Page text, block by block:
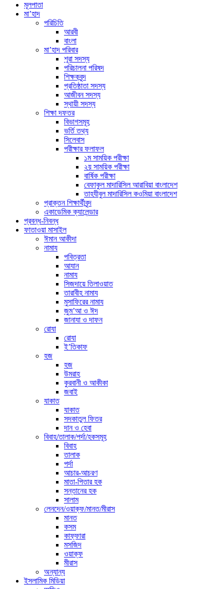
মূলপাতা
মা’হাদ
পরিচিতি
আরবী
বাংলা
মা’হাদ পরিবার
শূরা সদস্য
পরিচালনা পরিষদ
শিক্ষকবৃন্দ
প্রতিষ্ঠাতা সদস্য
আজীবন সদস্য
স্থায়ী সদস্য
শিক্ষা দফতর
বিভাগসমূহ
ভর্তি তথ্য
সিলেবাস
পরীক্ষার ফলাফল
১ম সাময়িক পরীক্ষা
২য় সাময়িক পরীক্ষা
বার্ষিক পরীক্ষা
বেফাকুল মাদারিসিল আরাবিয়া বাংলাদেশ
তাহযীবুল মাদারিসিল কওমিয়া বাংলাদেশ
প্রাক্তন শিক্ষার্থীবৃন্দ
একাডেমিক ক্যালেন্ডার
প্রবন্ধ-নিবন্ধ
ফাতাওয়া মাসাইল
ঈমান আকীদা
নামায
পবিত্রতা
আযান
নামায
সিজদায়ে তিলাওয়াত
তারাবীহ নামায
মুসাফিরের নামায
জুম’আ ও ঈদ
জানাযা ও দাফন
রোযা
রোযা
ই’তিকাফ
হজ
হজ
উমরাহ
কুরবানী ও আকীকা
জবাই
যাকাত
যাকাত
সদকাতুল ফিতর
দান ও হেবা
বিবাহ/তালাক/পর্দা/হকসমূহ
বিবাহ
তালাক
পর্দা
আচার-আচরণ
মাতা-পিতার হক
সন্তানের হক
সালাম
লেনদেন/ওয়াক্ফ/মানত/মীরাস
মানত
কসম
কাফ্ফারা
মসজিদ
ওয়াক্ফ
মীরাস
অন্যান্য
ইসলামিক মিডিয়া